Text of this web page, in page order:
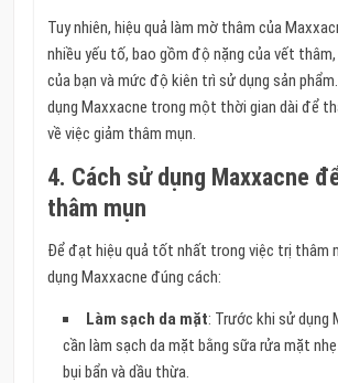
Tuy nhiên, hiệu quả làm mờ thâm của
nhiều yếu tố, bao gồm độ nặng của vết
của bạn và mức độ kiên trì sử dụng sản
dụng Maxxacne trong một thời gian dài để
về việc giảm thâm mụn.
4. Cách sử dụng Maxxacne
thâm mụn
Để đạt hiệu quả tốt nhất trong việc trị thâm
dụng Maxxacne đúng cách:
Làm sạch da mặt: Trước khi sử dụng
cần làm sạch da mặt bằng sữa rửa mặt
bụi bẩn và dầu thừa.